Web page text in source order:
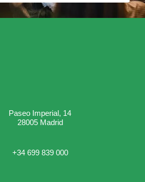
Paseo Imperial, 14
28005 Madrid
+34 699 839 000